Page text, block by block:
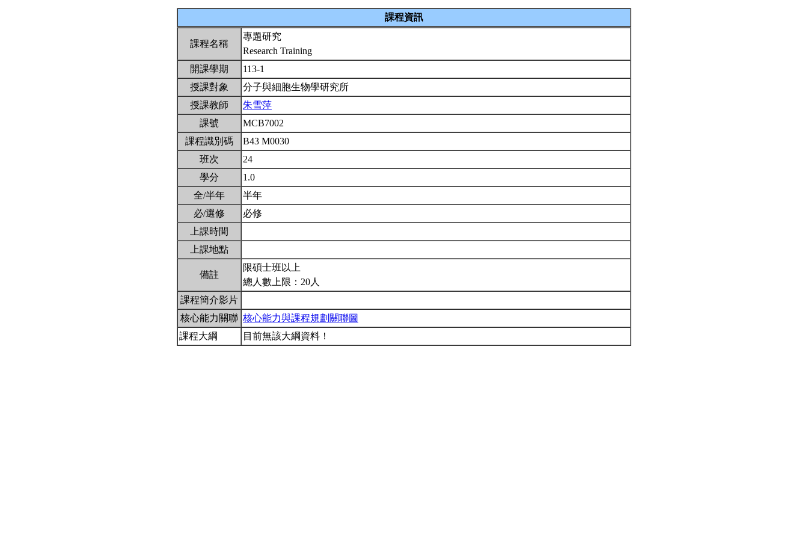
課程資訊
課程名稱
專題研究
Research Training
開課學期
113-1
授課對象
分子與細胞生物學研究所
授課教師
朱雪萍
課號
MCB7002
課程識別碼
B43 M0030
班次
24
學分
1.0
全/半年
半年
必/選修
必修
上課時間
上課地點
備註
限碩士班以上
總人數上限：20人
課程簡介影片
核心能力關聯 核心能力與課程規劃關聯圖
課程大綱
目前無該大綱資料！